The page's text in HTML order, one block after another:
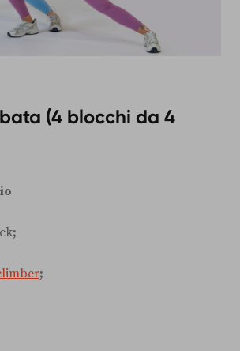
(4 blocchi da 4
;
;